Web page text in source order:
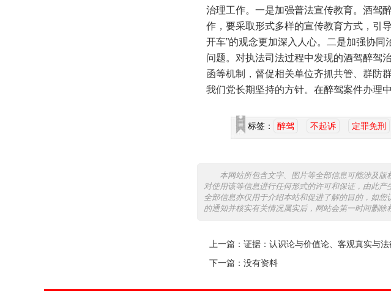
治理工作。一是加强普法宣传教育。酒驾
作，要采取形式多样的宣传教育方式，引
开车”的观念更加深入人心。二是加强协
问题。对执法司法过程中发现的酒驾醉驾
函等机制，督促相关单位齐抓共管、群防
我们党长期坚持的方针。在醉驾案件办理
标签： 醉驾 不起诉 定罪免刑
本网站所包含文字、图片等全部信息可能涉及
对使用该等信息进行任何形式的许可和保证，由此
全部信息亦仅用于介绍本站和促进了解的目的，如
的通知并核实有关情况属实后，网站会第一时间删除
上一篇： 证据：认识论与价值论、客观真实与法
下一篇：没有资料